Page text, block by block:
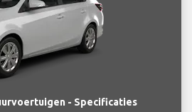
- Specificaties